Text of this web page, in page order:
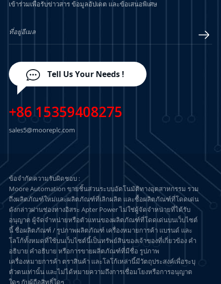
เข้าร่วมเพื่อรับข่าวสาร ข้อมูลอัปเดต และข้อเสนอพิเศษ
Tell Us Your Needs !
+86 15359408275
sales5@mooreplc.com
ข้อจำกัดความรับผิดชอบ :
Moore Automation ขายชิ้นส่วนระบบอัตโนมัติทางอุตสาหกรรม รวม
ถึงผลิตภัณฑ์ใหม่และผลิตภัณฑ์ที่เลิกผลิต และซื้อผลิตภัณฑ์ที่โดดเด่น
ดังกล่าวผ่านช่องทางอิสระ Apter Power ไม่ใช่ผู้จัดจำหน่ายที่ได้รับ
อนุญาต ผู้จัดจำหน่ายหรือตัวแทนของผลิตภัณฑ์ที่โดดเด่นบนเว็บไซต์
นี้ ชื่อผลิตภัณฑ์ / รูปภาพผลิตภัณฑ์ เครื่องหมายการค้า แบรนด์ และ
โลโก้ทั้งหมดที่ใช้บนเว็บไซต์นี้เป็นทรัพย์สินของเจ้าของที่เกี่ยวข้อง คำ
อธิบาย คำอธิบาย หรือการขายผลิตภัณฑ์ที่มีชื่อ รูปภาพ
เครื่องหมายการค้า ตราสินค้า และโลโก้เหล่านี้มีวัตถุประสงค์เพื่อระบุ
ตัวตนเท่านั้น และไม่ได้หมายความถึงการเชื่อมโยงหรือการอนุญาต
ใดๆ กับผู้ถือสิทธิ์ใดๆ